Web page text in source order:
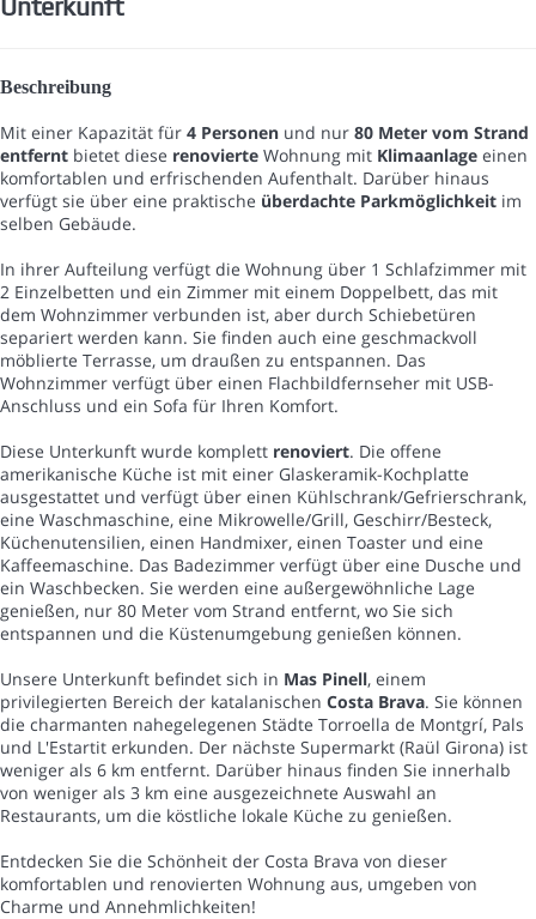
Unterkunft
Beschreibung
Mit einer Kapazität für 4 Personen und nur 80 Meter vom Strand
entfernt bietet diese renovierte Wohnung mit Klimaanlage einen
komfortablen und erfrischenden Aufenthalt. Darüber hinaus
verfügt sie über eine praktische überdachte Parkmöglichkeit im
selben Gebäude.
In ihrer Aufteilung verfügt die Wohnung über 1 Schlafzimmer mit
2 Einzelbetten und ein Zimmer mit einem Doppelbett, das mit
dem Wohnzimmer verbunden ist, aber durch Schiebetüren
separiert werden kann. Sie finden auch eine geschmackvoll
möblierte Terrasse, um draußen zu entspannen. Das
Wohnzimmer verfügt über einen Flachbildfernseher mit USB-
Anschluss und ein Sofa für Ihren Komfort.
Diese Unterkunft wurde komplett renoviert. Die offene
amerikanische Küche ist mit einer Glaskeramik-Kochplatte
ausgestattet und verfügt über einen Kühlschrank/Gefrierschrank,
eine Waschmaschine, eine Mikrowelle/Grill, Geschirr/Besteck,
Küchenutensilien, einen Handmixer, einen Toaster und eine
Kaffeemaschine. Das Badezimmer verfügt über eine Dusche und
ein Waschbecken. Sie werden eine außergewöhnliche Lage
genießen, nur 80 Meter vom Strand entfernt, wo Sie sich
entspannen und die Küstenumgebung genießen können.
Unsere Unterkunft befindet sich in Mas Pinell, einem
privilegierten Bereich der katalanischen Costa Brava. Sie können
die charmanten nahegelegenen Städte Torroella de Montgrí, Pals
und L'Estartit erkunden. Der nächste Supermarkt (Raül Girona) ist
weniger als 6 km entfernt. Darüber hinaus finden Sie innerhalb
von weniger als 3 km eine ausgezeichnete Auswahl an
Restaurants, um die köstliche lokale Küche zu genießen.
Entdecken Sie die Schönheit der Costa Brava von dieser
komfortablen und renovierten Wohnung aus, umgeben von
Charme und Annehmlichkeiten!